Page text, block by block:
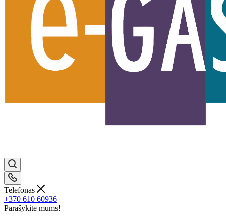
Telefonas
+370 610 60936
Parašykite mums!